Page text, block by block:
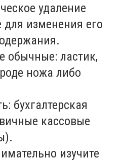
удаление
для изменения его
обычные: ластик,
ножа либо
бухгалтерская
кассовые
изучите